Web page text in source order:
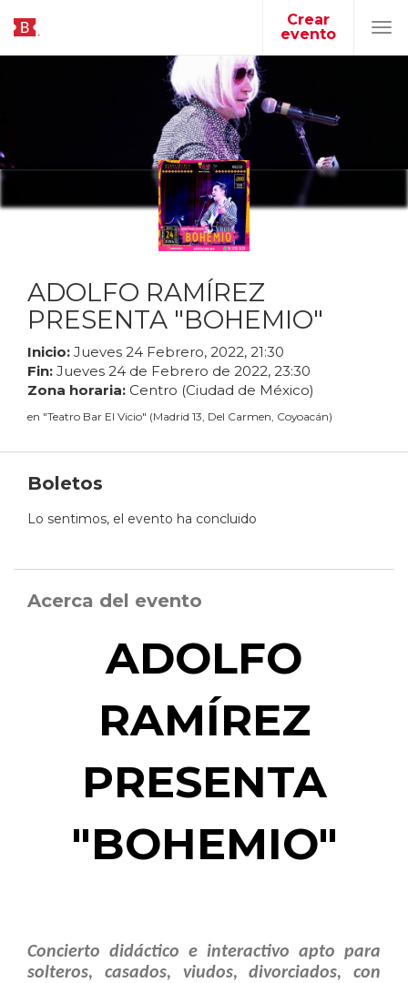
Crear
evento
ADOLFO RAMÍREZ
PRESENTA "BOHEMIO"
Inicio: Jueves 24 Febrero, 2022, 21:30
Fin: Jueves 24 de Febrero de 2022, 23:30
Zona horaria: Centro (Ciudad de México)
en "Teatro Bar El Vicio" (Madrid 13, Del Carmen, Coyoacán)
Boletos
Lo sentimos, el evento ha concluido
Acerca del evento
ADOLFO
RAMÍREZ
PRESENTA
"BOHEMIO"
Concierto didáctico e interactivo apto para
solteros, casados, viudos, divorciados, con